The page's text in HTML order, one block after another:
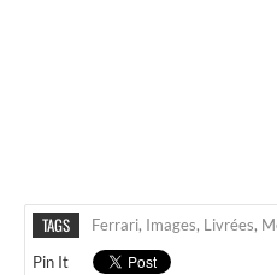
TAGS Ferrari, Images, Livrées,
Pin It